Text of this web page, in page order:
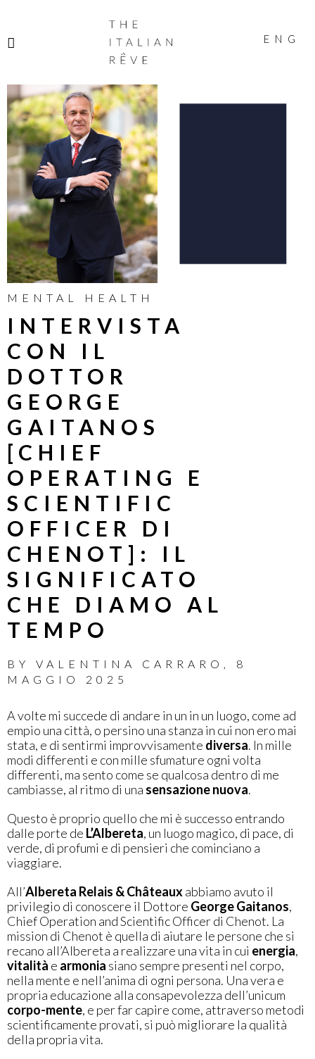
ITALIAN
RÊVE
ENG
MENTAL HEALTH
INTERVISTA
CON IL
DOTTOR
GEORGE
GAITANOS
[CHIEF
OPERATING E
SCIENTIFIC
OFFICER DI
CHENOT]: IL
SIGNIFICATO
CHE DIAMO AL
TEMPO
BY VALENTINA CARRARO
8
MAGGIO 2025
A volte mi succede di andare in un in un luogo, come ad
empio una città, o persino una stanza in cui non ero mai
stata, e di sentirmi improvvisamente diversa. In mille
modi differenti e con mille sfumature ogni volta
differenti, ma sento come se qualcosa dentro di me
cambiasse, al ritmo di una sensazione nuova.
Questo è proprio quello che mi è successo entrando
dalle porte de L’Albereta, un luogo magico, di pace, di
verde, di profumi e di pensieri che cominciano a
viaggiare.
All’Albereta Relais & Châteauxabbiamo avuto il
privilegio di conoscere il Dottore George Gaitanos,
Chief Operation and Scientific Officer di Chenot. La
mission di Chenot è quella di aiutare le persone che si
recano all’Albereta a realizzare una vita in cui energia,
vitalità e armonia siano sempre presenti nel corpo,
nella mente e nell’anima di ogni persona. Una vera e
propria educazione alla consapevolezza dell’unicum
corpo-mente, e per far capire come, attraverso metodi
scientificamente provati, si può migliorare la qualità
della propria vita.